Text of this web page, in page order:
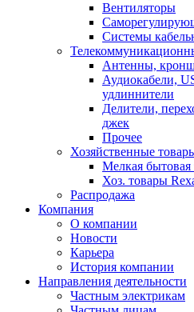
Вентиляторы
Системы
Антенны,
Аудиокабели,
удлиннители
Делители,
джек
Прочее
Хозяйственные
Мелкая бытовая
Хоз. товары
Распродажа
Компания
О компании
Новости
Карьера
История компании
Направления деятельности
Частным электрикам